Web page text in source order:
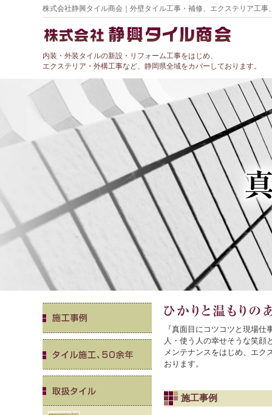
株式会社静興タイル商会｜外壁タイル工事・補修、エクステリア工事
内装・外装タイルの新設・リフォーム工事をはじめ、
エクステリア・外構工事など、静岡県全域をカバーしております。
『真面目にコツコツと現場
人・使う人の幸せそうな笑顔
メンテナンスをはじめ、エク
おります。
施工事例